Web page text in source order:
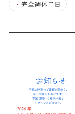
・ 完全週休二日